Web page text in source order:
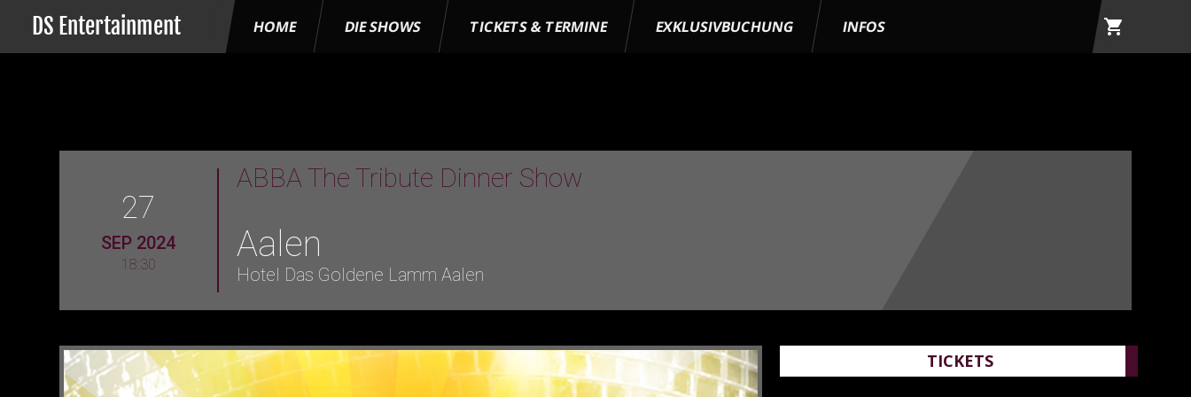
DS Entertainment HOME DIE SHOWS TICKETS & TERMINE EXKLUSIVBUCHUNG INFOS shopping_cart
27
SEP 2024
18:30
ABBA The Tribute Dinner Show
Aalen
Hotel Das Goldene Lamm Aalen
TICKETS